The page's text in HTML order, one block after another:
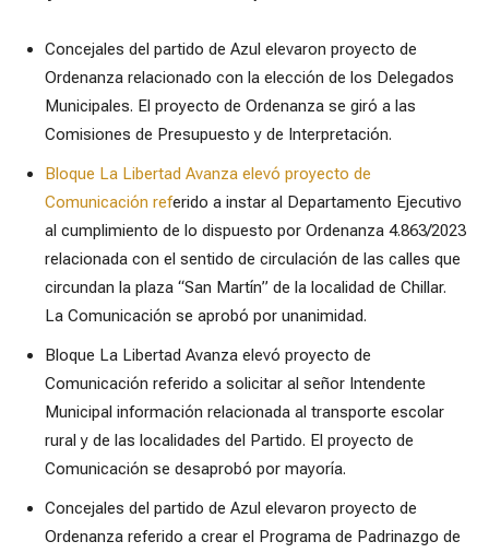
Concejales del partido de Azul elevaron proyecto de
Ordenanza relacionado con la elección de los Delegados
Municipales. El proyecto de Ordenanza se giró a las
Comisiones de Presupuesto y de Interpretación.
Bloque La Libertad Avanza elevó proyecto de
Comunicación referido a instar al Departamento Ejecutivo
al cumplimiento de lo dispuesto por Ordenanza 4.863/2023
relacionada con el sentido de circulación de las calles que
circundan la plaza “San Martín” de la localidad de Chillar.
La Comunicación se aprobó por unanimidad.
Bloque La Libertad Avanza elevó proyecto de
Comunicación referido a solicitar al señor Intendente
Municipal información relacionada al transporte escolar
rural y de las localidades del Partido. El proyecto de
Comunicación se desaprobó por mayoría.
Concejales del partido de Azul elevaron proyecto de
Ordenanza referido a crear el Programa de Padrinazgo de